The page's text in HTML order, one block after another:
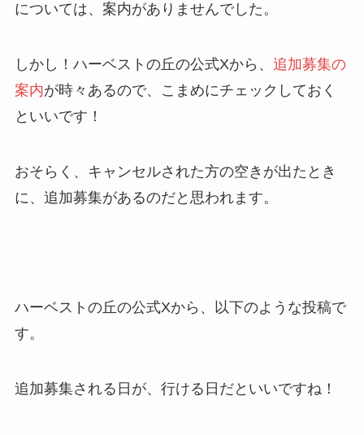
については、案内がありませんでした。
しかし！ハーベストの丘の公式Xから、 追加募集の
案内が時々あるので、こまめにチェックしておく
といいです！
おそらく、キャンセルされた方の空きが出たとき
に、追加募集があるのだと思われます。
ハーベストの丘の公式Xから、以下のような投稿で
す。
追加募集される日が、行ける日だといいですね！